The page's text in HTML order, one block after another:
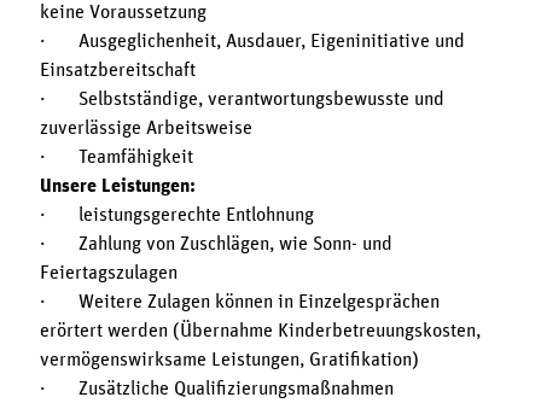
keine Voraussetzung
· Ausgeglichenheit, Ausdauer, Eigeninitiative und
Einsatzbereitschaft
· Selbstständige, verantwortungsbewusste und
zuverlässige Arbeitsweise
· Teamfähigkeit
Unsere Leistungen:
· leistungsgerechte Entlohnung
· Zahlung von Zuschlägen, wie Sonn- und
Feiertagszulagen
· Weitere Zulagen können in Einzelgesprächen
erörtert werden (Übernahme Kinderbetreuungskosten,
vermögenswirksame Leistungen, Gratifikation)
· Zusätzliche Qualifizierungsmaßnahmen